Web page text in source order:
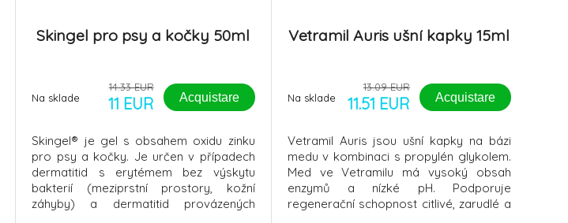
Skingel pro psy a kočky 50ml
Na sklade
14.33 EUR
11 EUR Acquistare
Skingel® je gel s obsahem oxidu zinku
pro psy a kočky. Je určen v případech
dermatitid s erytémem bez výskytu
bakterií (meziprstní prostory, kožní
záhyby) a dermatitid provázených
Vetramil Auris ušní kapky 15ml
Na sklade
13.09 EUR
11.51 EUR Acquistare
Vetramil Auris jsou ušní kapky na bázi
medu v kombinaci s propylén glykolem.
Med ve Vetramilu má vysoký obsah
enzymů a nízké pH. Podporuje
regenerační schopnost citlivé, zarudlé a